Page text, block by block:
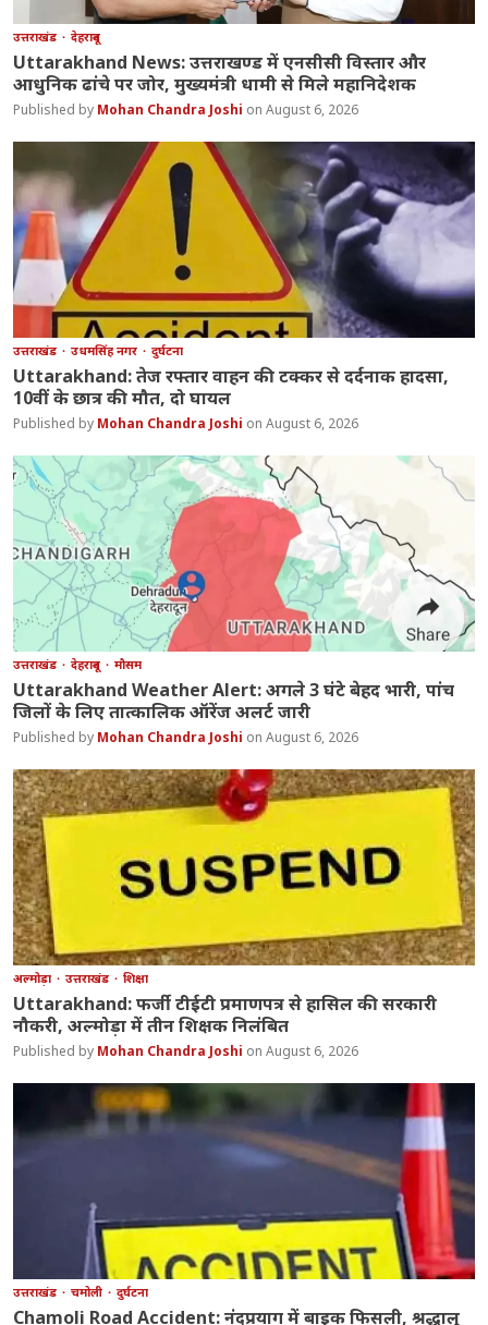
उत्तराखंड देहरादून
Uttarakhand News: उत्तराखण्ड में एनसीसी विस्तार और
आधुनिक ढांचे पर जोर, मुख्यमंत्री धामी से मिले महानिदेशक
Mohan Chandra Joshi August 6, 2026
उत्तराखंड उधमसिंह नगर दुर्घटना
Uttarakhand: तेज रफ्तार वाहन की टक्कर से दर्दनाक हादसा,
10वीं के छात्र की मौत, दो घायल
Mohan Chandra Joshi August 6, 2026
उत्तराखंड देहरादून मौसम
Uttarakhand Weather Alert: अगले 3 घंटे बेहद भारी, पांच
जिलों के लिए तात्कालिक ऑरेंज अलर्ट जारी
Mohan Chandra Joshi August 6, 2026
अल्मोड़ा उत्तराखंड शिक्षा
Uttarakhand: फर्जी टीईटी प्रमाणपत्र से हासिल की सरकारी
नौकरी, अल्मोड़ा में तीन शिक्षक निलंबित
Mohan Chandra Joshi August 6, 2026
उत्तराखंड चमोली दुर्घटना
Chamoli Road Accident: नंदप्रयाग में बाइक फिसली, श्रद्धालु